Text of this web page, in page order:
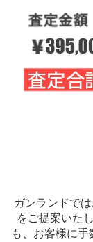
ガンランドで
をご提案いた
も、お客様に